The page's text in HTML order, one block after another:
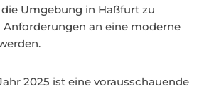
Umgebung in Haßfurt zu
an eine moderne
2025 ist eine vorausschauende